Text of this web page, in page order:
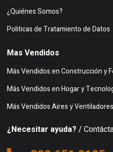
¿Quiénes Somos?
Politicas de Tratamiento de Datos
Mas Vendidos
Más Vendidos en Construcción y
Más Vendidos en Hogar y
Más Vendidos Aires y Ventiladores
¿Necesitar ayuda? /